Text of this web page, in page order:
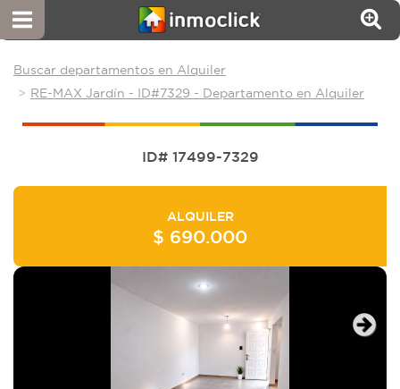
Buscar departamentos en Alquiler
RE-MAX Jardín - ID#7329 - Departamento en Alquiler
ID# 17499-7329
ALQUILER
$ 690.000